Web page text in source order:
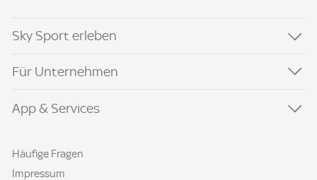
Sky Sport erleben
Für Unternehmen
App & Services
Häufige Fragen
Impressum